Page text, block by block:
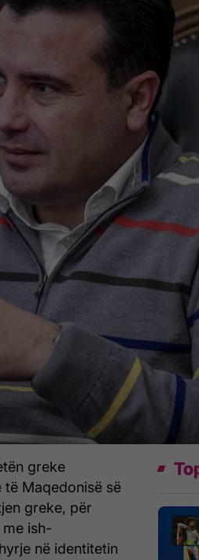
greke
të Maqedonisë së
greke, për
ish-
në identitetin